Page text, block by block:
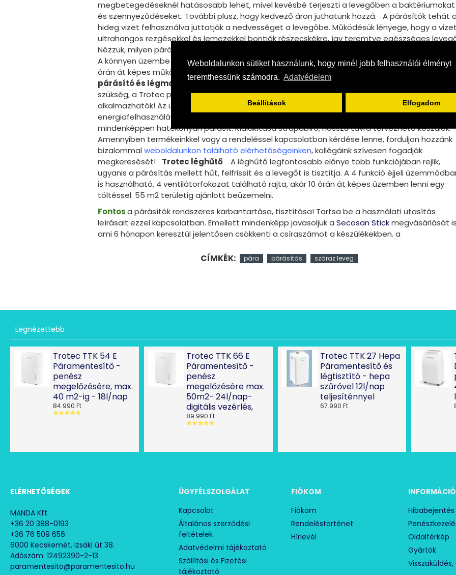
Weboldalunkon sütiket használunk, hogy minél jobb felhasználói élményt
teremthessünk számodra. Adatvédelem
Beállítások Elfogadom
megbetegedéseknél hatásosabb lehet, mivel kevésbé terjeszti a levegőben a baktériumokat
és szennyeződéseket. További plusz, hogy kedvező áron juthatunk hozzá. A párásítók tehát
hideg vizet felhasználva juttatják a nedvességet a levegőbe. Működésük lényege, hogy a
ultrahangos rezgésekkel és lemezekkel bontják részecskékre, így teremtve egészséges
Nézzük, milyen párásítót vásárolhatunk, ha emellett döntünk!
A könnyen üzembe helyezhető ultrahangos párásító akár 30 m2 területig is alkalmazható. 13
órán át képes működni, de működése automatizálható. Sima csapvízzel használható.
párásító és légmosó
Amennyiben nagyobb, akár ipari vagy irodai terület párásítására van
szükség, a Trotec párásító és légmosó készülékei segítséget nyújtanak. Ezek akár 800 m3-ig is
alkalmazhatók! Az üzemmotor halk, működtetése nem zavaró, és még az
energiafelhasználással is spórol. Könnyen újratölthető, 60 l/nap folyadékkal használható, így
mindenképpen hatékonyan párásít. Kialakítása strapabíró, hosszú távra tervezhető készülék.
Amennyiben termékeinkkel vagy a rendeléssel kapcsolatban kérdése lenne, forduljon hozzánk
bizalommal weboldalunkon található elérhetőségeinken, kollégáink szívesen fogadják
megkeresését! Trotec léghűtő
A léghűtő legfontosabb előnye több funkciójában rejlik,
ugyanis a párásítás mellett hűt, felfrissít és a levegőt is tisztítja. A 4 funkció éjjeli
is használható, 4 ventilátorfokozat található rajta, akár 10 órán át képes üzemben lenni egy
töltéssel. 55 m2 területig ajánlott beüzemelni.
Fontosa párásítók rendszeres karbantartása, tisztítása! Tartsa be a használati utasítás
leírásait ezzel kapcsolatban. Emellett mindenképp javasoljuk a Secosan Stickmegvásárlását
ami 6 hónapon keresztül jelentősen csökkenti a csíraszámot a készülékekben. a
CÍMKÉK: pára párásítás száraz leveg
Legnézettebb
Trotec TTK 54 E
Páramentesítő -
penész
megelőzésére, max.
40 m2-ig - 18l/nap
84.990 Ft
Trotec TTK 66 E
Páramentesítő -
penész
megelőzésére max.
50m2- 24l/nap-
digitális vezérlés,
89.990 Ft
Trotec TTK 27 Hepa
Páramentesítő és
légtisztító - hepa
szűrővel 12l/nap
teljesíténnyel
67.990 Ft
ELÉRHETŐSÉGEK
MANDA Kft.
+36 20 388-0193
+36 76 509 656
6000 Kecskemét, Izsáki út 38.
Adószám: 12492390-2-13
paramentesito@paramentesito.hu
ÜGYFÉLSZOLGÁLAT
Kapcsolat
Általános szerződési
feltételek
Adatvédelmi tájékoztató
Szállítási és Fizetési
tájékoztató
FIÓKOM
Fiókom
Rendeléstörténet
Hírlevél
INFORMÁCIÓ
Hibabejentés
Oldaltérkép
Gyártók